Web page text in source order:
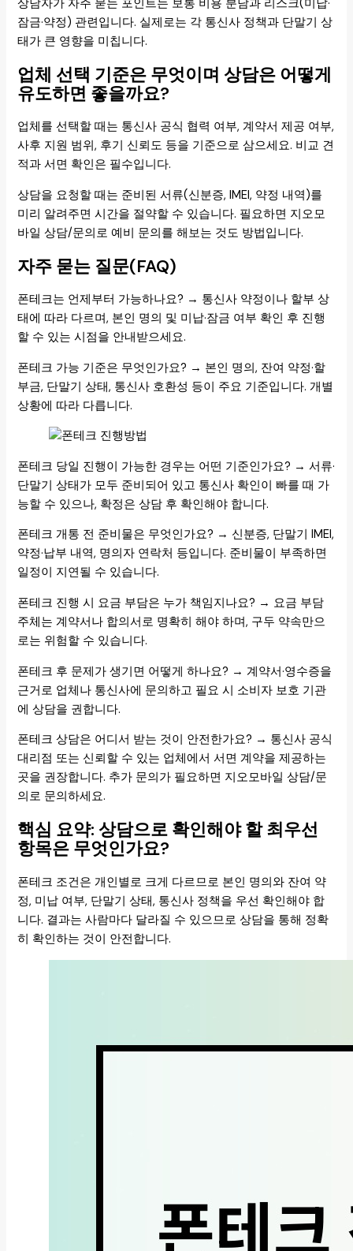
상담자가 자주 묻는 포인트는 보통 비용 분담과 리스크(미납·
잠금·약정) 관련입니다. 실제로는 각 통신사 정책과 단말기 상
태가 큰 영향을 미칩니다.
업체 선택 기준은 무엇이며 상담은 어떻게
유도하면 좋을까요?
업체를 선택할 때는 통신사 공식 협력 여부, 계약서 제공 여부,
사후 지원 범위, 후기 신뢰도 등을 기준으로 삼으세요. 비교 견
적과 서면 확인은 필수입니다.
상담을 요청할 때는 준비된 서류(신분증, IMEI, 약정 내역)를
미리 알려주면 시간을 절약할 수 있습니다. 필요하면 지오모
바일 상담/문의로 예비 문의를 해보는 것도 방법입니다.
자주 묻는 질문(FAQ)
폰테크는 언제부터 가능하나요? → 통신사 약정이나 할부 상
태에 따라 다르며, 본인 명의 및 미납·잠금 여부 확인 후 진행
할 수 있는 시점을 안내받으세요.
폰테크 가능 기준은 무엇인가요? → 본인 명의, 잔여 약정·할
부금, 단말기 상태, 통신사 호환성 등이 주요 기준입니다. 개별
상황에 따라 다릅니다.
폰테크 당일 진행이 가능한 경우는 어떤 기준인가요? → 서류·
단말기 상태가 모두 준비되어 있고 통신사 확인이 빠를 때 가
능할 수 있으나, 확정은 상담 후 확인해야 합니다.
폰테크 개통 전 준비물은 무엇인가요? → 신분증, 단말기 IMEI,
약정·납부 내역, 명의자 연락처 등입니다. 준비물이 부족하면
일정이 지연될 수 있습니다.
폰테크 진행 시 요금 부담은 누가 책임지나요? → 요금 부담
주체는 계약서나 합의서로 명확히 해야 하며, 구두 약속만으
로는 위험할 수 있습니다.
폰테크 후 문제가 생기면 어떻게 하나요? → 계약서·영수증을
근거로 업체나 통신사에 문의하고 필요 시 소비자 보호 기관
에 상담을 권합니다.
폰테크 상담은 어디서 받는 것이 안전한가요? → 통신사 공식
대리점 또는 신뢰할 수 있는 업체에서 서면 계약을 제공하는
곳을 권장합니다. 추가 문의가 필요하면 지오모바일 상담/문
의로 문의하세요.
핵심 요약: 상담으로 확인해야 할 최우선
항목은 무엇인가요?
폰테크 조건은 개인별로 크게 다르므로 본인 명의와 잔여 약
정, 미납 여부, 단말기 상태, 통신사 정책을 우선 확인해야 합
니다. 결과는 사람마다 달라질 수 있으므로 상담을 통해 정확
히 확인하는 것이 안전합니다.